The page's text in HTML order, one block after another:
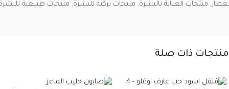
, منتجات العناية بالبشرة, منتجات تركية للبشرة, منتجات طبيعية
منتجات ذات صلة